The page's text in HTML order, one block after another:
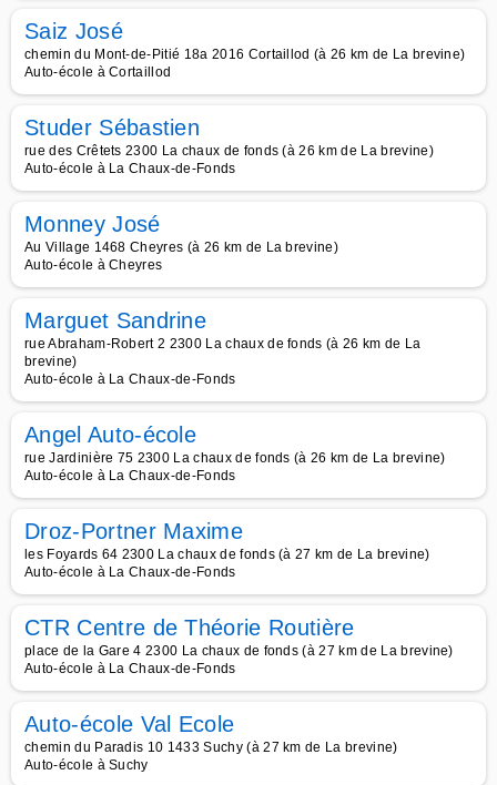
Saiz José
chemin du Mont-de-Pitié 18a 2016 Cortaillod (à 26 km de La brevine)
Auto-école à Cortaillod
Studer Sébastien
rue des Crêtets 2300 La chaux de fonds (à 26 km de La brevine)
Auto-école à La Chaux-de-Fonds
Monney José
Au Village 1468 Cheyres (à 26 km de La brevine)
Auto-école à Cheyres
Marguet Sandrine
rue Abraham-Robert 2 2300 La chaux de fonds (à 26 km de La
brevine)
Auto-école à La Chaux-de-Fonds
Angel Auto-école
rue Jardinière 75 2300 La chaux de fonds (à 26 km de La brevine)
Auto-école à La Chaux-de-Fonds
Droz-Portner Maxime
les Foyards 64 2300 La chaux de fonds (à 27 km de La brevine)
Auto-école à La Chaux-de-Fonds
CTR Centre de Théorie Routière
place de la Gare 4 2300 La chaux de fonds (à 27 km de La brevine)
Auto-école à La Chaux-de-Fonds
Auto-école Val Ecole
chemin du Paradis 10 1433 Suchy (à 27 km de La brevine)
Auto-école à Suchy